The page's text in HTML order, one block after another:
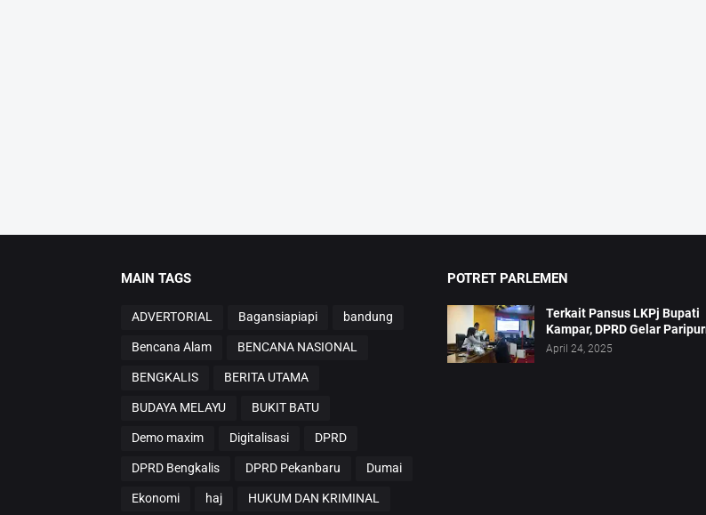
MAIN TAGS
ADVERTORIAL Bagansiapiapi bandung
Bencana Alam BENCANA NASIONAL
BENGKALIS BERITA UTAMA
BUDAYA MELAYU BUKIT BATU
Demo maxim Digitalisasi DPRD
DPRD Bengkalis DPRD Pekanbaru Dumai
Ekonomi haj HUKUM DAN KRIMINAL
POTRET PARLEMEN
Terkait Pansus LKPj Bupati
Kampar, DPRD Gelar
April 24, 2025